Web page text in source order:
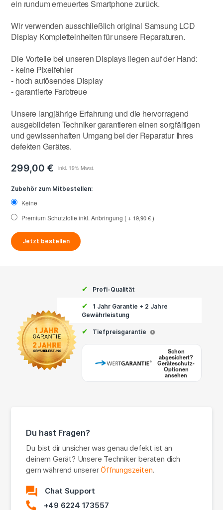
ein rundum erneuertes Smartphone zurück.
Wir verwenden ausschließlich original Samsung LCD
Display Kompletteinheiten für unsere Reparaturen.
Die Vorteile bei unseren Displays liegen auf der Hand:
- keine Pixelfehler
- hoch aufösendes Display
- garantierte Farbtreue
Unsere langjährige Erfahrung und die hervorragend
ausgebildeten Techniker garantieren einen sorgfältigen
und gewissenhaften Umgang bei der Reparatur Ihres
defekten Gerätes.
299,00 €
Zubehör zum Mitbestellen:
Keine
Premium Schutzfolie inkl. Anbringung
+ 19,90 €
Jetzt bestellen
✔ Profi-Qualität
✔
1 Jahr Garantie + 2 Jahre
Gewährleistung
✔ Tiefpreisgarantie i
Schon
abgesichert?
Geräteschutz-
Optionen
ansehen
Du hast Fragen?
Du bist dir unsicher was genau defekt ist an
deinem Gerät? Unsere Techniker beraten dich
gern während unsererÖffnungszeiten.
Chat Support
+49 6224 173557